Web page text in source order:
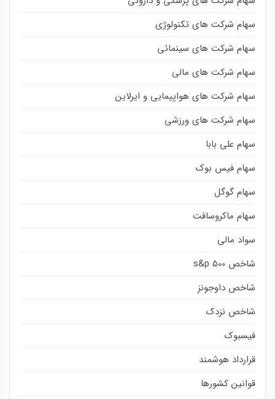
سهام شرکت های تکنولوژی
سهام شرکت های سینمائی
سهام شرکت های مالی
سهام شرکت های هواپیمایی و ایرلاین
سهام شرکت های ورزشی
سهام علی بابا
سهام فیس بوک
سهام گوگل
سهام ماکروسافت
سواد مالی
شاخص s&p 500
شاخص داوجونز
شاخص نزدک
فیسبوک
قرارداد هوشمند
قوانین کشورها